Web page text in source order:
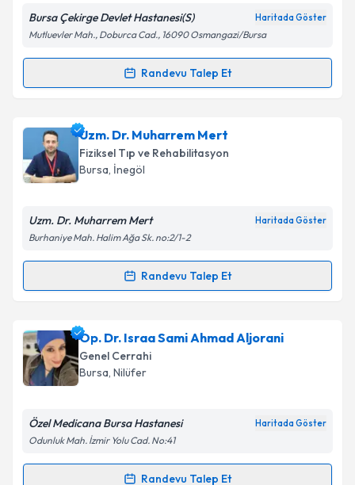
Bursa Çekirge Devlet Hastanesi(S) Haritada Göster
Mutluevler Mah., Doburca Cad., 16090 Osmangazi/Bursa
Randevu Talep Et
Randevu Takvimi Talebi
Op. Dr. Özge Bingölballıiçin randevu takvimi talebi
oluşturun. Size bu uzmandan randevu almanız için bir
takvim hazırlandığında e-posta ile bilgilendireceğiz.
Kişisel verilerimin işlenmesine ilişkin
Metni'ni okudum ve kişisel verilerimin belirtilen
Takvim Talebini Gönder
Uzm. Dr. Muharrem Mert
Fiziksel Tıp ve Rehabilitasyon
Bursa, İnegöl
Uzm. Dr. Muharrem Mert Haritada Göster
Burhaniye Mah. Halim Ağa Sk. no:2/1-2
Randevu Talep Et
Randevu Takvimi Talebi
Uzm. Dr. Muharrem Mertiçin randevu takvimi talebi
oluşturun. Size bu uzmandan randevu almanız için bir
takvim hazırlandığında e-posta ile bilgilendireceğiz.
Kişisel verilerimin işlenmesine ilişkin
Op. Dr. Israa Sami Ahmad Aljorani
Genel Cerrahi
Bursa, Nilüfer
Özel Medicana Bursa Hastanesi Haritada Göster
Odunluk Mah. İzmir Yolu Cad. No:41
Randevu Talep Et